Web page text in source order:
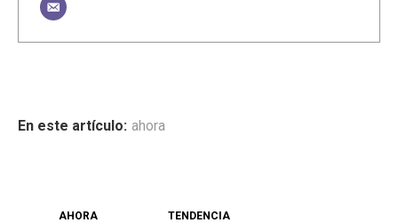
ahora
AHORA TENDENCIA